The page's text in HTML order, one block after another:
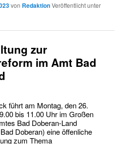
von RedaktionVeröffentlicht unter
zur
im Amt Bad
führt am Montag, den 26.
bis 11.00 Uhr im Großen
Bad Doberan-Land
Doberan) eine öffenliche
zum Thema